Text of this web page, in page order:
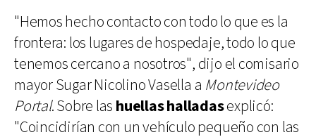
"Hemos hecho contacto con todo lo que es la
frontera: los lugares de hospedaje, todo lo que
tenemos cercano a nosotros", dijo el comisario
mayor Sugar Nicolino Vasella a Montevideo
Portal. Sobre las huellas halladasexplicó:
"Coincidirían con un vehículo pequeño con las